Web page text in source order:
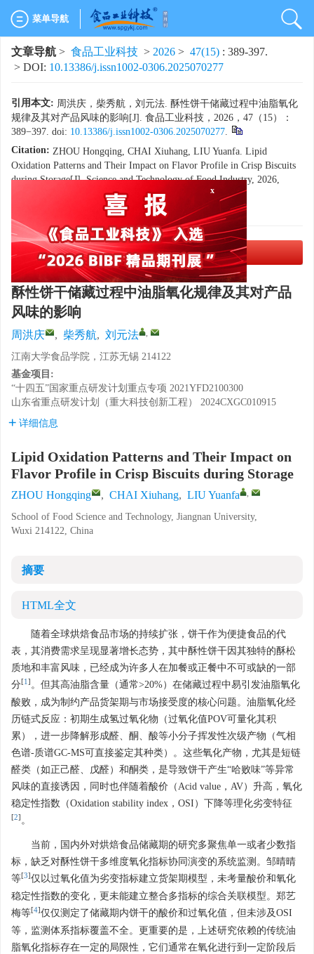
菜单导航
文章导航 > 食品工业科技 > 2026 > 47(15) : 389-397.
> DOI: 10.13386/j.issn1002-0306.2025070277
引用本文: 周洪庆，柴秀航，刘元法. 酥性饼干储藏过程中油脂氧化
规律及其对产品风味的影响[J]. 食品工业科技，2026，47（15）：
389−397. doi: 10.13386/j.issn1002-0306.2025070277.
Citation: ZHOU Hongqing, CHAI Xiuhang, LIU Yuanfa. Lipid
Oxidation Patterns and Their Impact on Flavor Profile in Crisp Biscuits
during Storage[J]. Science and Technology of Food Industry, 2026,
47(15): 389−397. (in Chinese with English abstract). doi:
10.13386/j.issn1002-0306.2025070277
PDF下载(1844 KB)
酥性饼干储藏过程中油脂氧化规律及其对产品
风味的影响
周洪庆 , 柴秀航, 刘元法 ,
江南大学食品学院，江苏无锡 214122
基金项目:
“十四五”国家重点研发计划重点专项 2021YFD2100300
山东省重点研发计划（重大科技创新工程）
2024CXGC010915
详细信息
Lipid Oxidation Patterns and Their Impact on
Flavor Profile in Crisp Biscuits during Storage
ZHOU Hongqing , CHAI Xiuhang, LIU Yuanfa ,
School of Food Science and Technology, Jiangnan University,
Wuxi 214122, China
摘要
HTML全文
随着全球烘焙食品市场的持续扩张，饼干作为便捷食品的代
表，其消费需求呈现显著增长态势，其中酥性饼干因其独特的酥松
质地和丰富风味，已经成为许多人在加餐或正餐中不可或缺的一部
分[1 ] 。但其高油脂含量（通常>20%）在储藏过程中易引发油脂氧化
酸败，成为制约产品货架期与市场接受度的核心问题。油脂氧化经
历链式反应：初期生成氢过氧化物（过氧化值POV可量化其积
累），进一步降解形成醛、酮、酸等小分子挥发性次级产物（气相
色谱-质谱GC-MS可直接鉴定其种类）。这些氧化产物，尤其是短链
醛类（如正己醛、戊醛）和酮类，是导致饼干产生“哈败味”等异常
风味的直接诱因，同时也伴随着酸价（Acid value，AV）升高，氧化
稳定性指数（Oxidation stability index，OSI）下降等理化劣变特征
[2] 。
当前，国内外对烘焙食品储藏期的研究多聚焦单一或者少数指
标，缺乏对酥性饼干多维度氧化指标协同演变的系统监测。邹晴晴
等[3]仅以过氧化值为劣变指标建立货架期模型，未考量酸价和氧化
稳定性指数的变化，更未能建立整合多指标的综合关联模型。郑艺
梅等[4]仅仅测定了储藏期内饼干的酸价和过氧化值，但未涉及OSI
等，监测体系指标覆盖不全。更重要的是，上述研究依赖的传统油
脂氧化指标存在一定的局限性，它们通常在氧化进行到一定阶段后